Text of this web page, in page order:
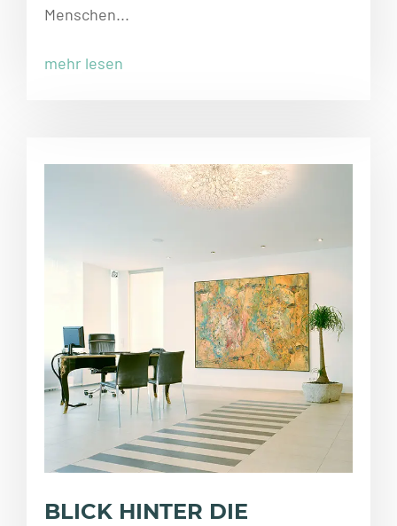
Menschen...
mehr lesen
BLICK HINTER DIE